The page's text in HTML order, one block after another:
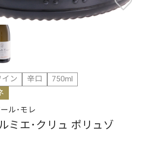
ン 辛口
750ml
ル･モレ
ミエ･クリュ ポリュゾ